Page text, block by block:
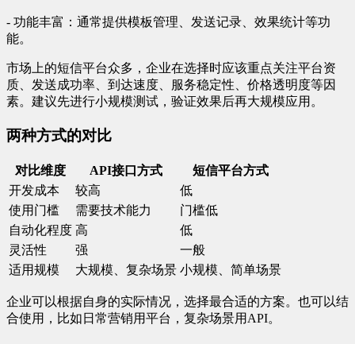
- 功能丰富：通常提供模板管理、发送记录、效果统计等功
能。
市场上的短信平台众多，企业在选择时应该重点关注平台资
质、发送成功率、到达速度、服务稳定性、价格透明度等因
素。建议先进行小规模测试，验证效果后再大规模应用。
两种方式的对比
对比维度 API接口方式
短信平台方式
开发成本
较高
低
使用门槛
需要技术能力
门槛低
自动化程度 高
低
灵活性
强
一般
适用规模
大规模、复杂场景 小规模、简单场景
企业可以根据自身的实际情况，选择最合适的方案。也可以结
合使用，比如日常营销用平台，复杂场景用API。